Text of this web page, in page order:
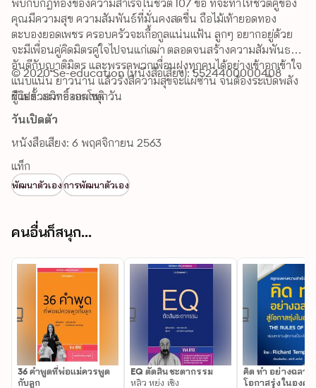
พบกับกฎทองของความสำเร็จในชีวิต 107 ข้อ ที่จะทำให้ชีวิตคู่ของ
คุณมีความสุข ความสัมพันธ์ที่มั่นคงสดชื่น ถือไม้เท้ายอดทอง
ตะบองยอดเพชร ครอบครัวจะเกื้อกูลแน่นแฟ้น ลูกๆ อยากอยู่ด้วย
จะมีเพื่อนคู่คิดมิตรคู่ใจไปจนแก่เฒ่า ตลอดจนสร้างความสัมพันธ
อันดีกับญาติมิตร และพรรคพวกเพื่อนฝูงทุกคนได้อย่างเข้าอกเข้าใจ
แนบแน่น ยาวนาน แล้วรังสีความสุขจะแผ่ซ่าน จนต้องระเบิดพลัง
ชีวิตขั้วบวกออกมาทุกวัน
© 2020 Se-education (หนังสือเสียง): 5524400000408
ผู้แปล: สมิทธิ์ เอกโชติ
วันเปิดตัว
หนังสือเสียง: 6 พฤศจิกายน 2563
แท็ก
พัฒนาตัวเองการพัฒนาตัวเอง
คนอื่นก็สนุก...
36 คำพูดที่พ่อแม่ควรพูด
กับลูก
EQ ตัดสินชะตากรรม
หลิว หย่ง เชิง
คิด ทำ อย่างฉลาด
โอกาสรุ่งในองค์ก